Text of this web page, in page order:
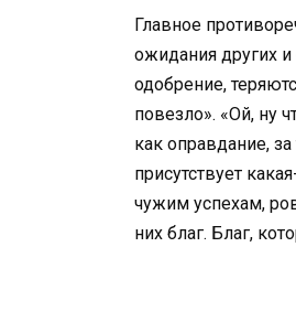
Главное
ожидания других
одобрение,
повезло». «Ой, ну
как оправдание,
присутствует
чужим успехам,
них благ. Благ,